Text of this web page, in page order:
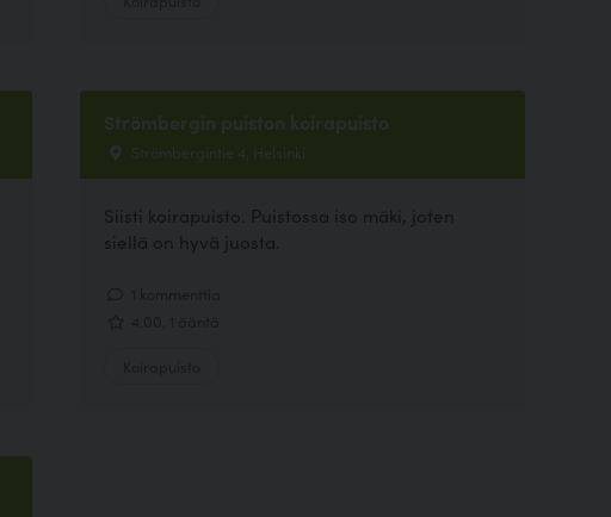
Strömbergin puiston koirapuisto
Strömbergintie 4, Helsinki
Siisti koirapuisto. Puistossa iso mäki, joten
siellä on hyvä juosta.